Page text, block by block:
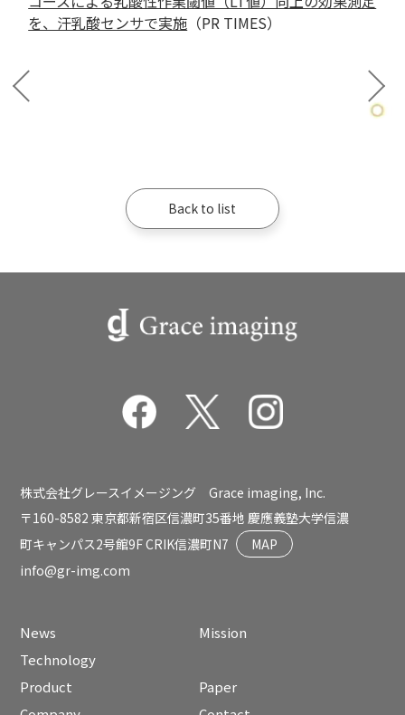
を、汗乳酸センサで実施 （PR TIMES）
Back to list
株式会社グレースイメージング Grace imaging, Inc.
〒160-8582 東京都新宿区信濃町35番地 慶應義塾大学信濃
町キャンパス2号館9F CRIK信濃町N7
MAP
info@gr-img.com
News
Mission
Technology
Product
Paper